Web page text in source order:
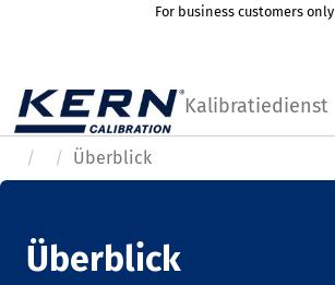
For business customers only
Kalibratiedienst
Überblick
Überblick